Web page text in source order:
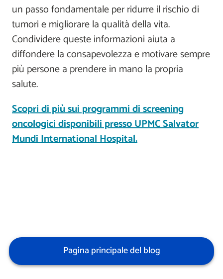
un passo fondamentale per ridurre il rischio di
tumori e migliorare la qualità della vita.
Condividere queste informazioni aiuta a
diffondere la consapevolezza e motivare sempre
più persone a prendere in mano la propria
salute.
Scopri di più sui programmi di screening
oncologici disponibili presso UPMC Salvator
Mundi International Hospital.
Pagina principale del blog